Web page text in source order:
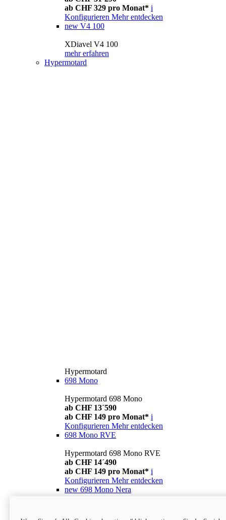
ab CHF 329 pro Monat* i
Konfigurieren Mehr entdecken
new V4 100
XDiavel V4 100
mehr erfahren
Hypermotard
Hypermotard
698 Mono
Hypermotard 698 Mono
ab CHF 13´590
ab CHF 149 pro Monat* i
Konfigurieren Mehr entdecken
698 Mono RVE
Hypermotard 698 Mono RVE
ab CHF 14´490
ab CHF 149 pro Monat* i
Konfigurieren Mehr entdecken
new 698 Mono Nera
ab CHF 13´990